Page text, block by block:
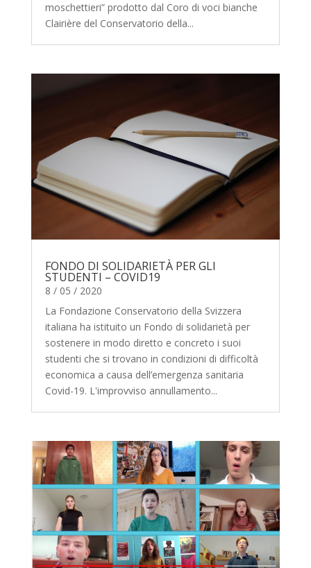
moschettieri” prodotto dal Coro di voci bianche
Clairière del Conservatorio della...
FONDO DI SOLIDARIETÀ PER GLI
STUDENTI – COVID19
8 / 05 / 2020
La Fondazione Conservatorio della Svizzera
italiana ha istituito un Fondo di solidarietà per
sostenere in modo diretto e concreto i suoi
studenti che si trovano in condizioni di difficoltà
economica a causa dell’emergenza sanitaria
Covid-19. L'improvviso annullamento...